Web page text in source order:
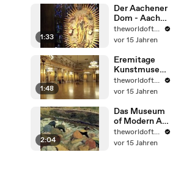
e
1:33
Der Aachener
Dom - Aachen
- Deutschland
- UNESCO
e
theworldoftravel2
vor 15 Jahren
1:48
Eremitage
Kunstmusee -
Sankt
Petersburg -
theworldoftravel2
vor 15 Jahren
2:04
Das Museum
of Modern Art
(MoMA) -
Guggenheim -
theworldoftravel2
vor 15 Jahren